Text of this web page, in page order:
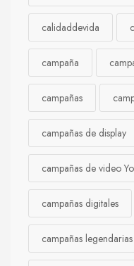
calidaddevida
campaña
campañas
campañas de display
campañas de video
campañas digitales
campañas legendarias